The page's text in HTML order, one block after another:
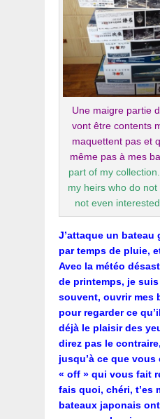
Une maigre partie
vont être contents
maquettent pas et
même pas à mes
part of my
my heirs who do
not even
J’attaque un
par temps de pluie,
Avec la météo
de printemps, je
souvent, ouvrir mes
pour regarder ce
déjà le plaisir des
direz pas le
jusqu’à ce que
« off » qui vous fait
fais quoi, chéri, t’es
bateaux japonais